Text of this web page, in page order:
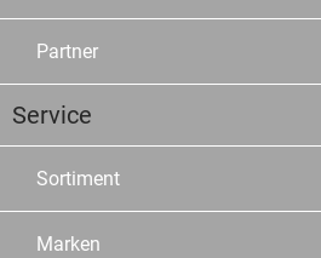
Partner
Service
Sortiment
Marken